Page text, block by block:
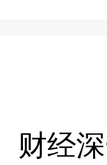
财经